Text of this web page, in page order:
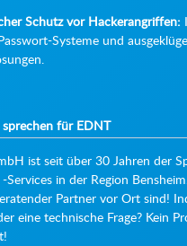
Schutz vor Hackerangriffen:
Systeme und
für EDNT
ist seit über 30 Jahren der
Services in der Region
Partner vor Ort sind!
eine technische Frage? Kein